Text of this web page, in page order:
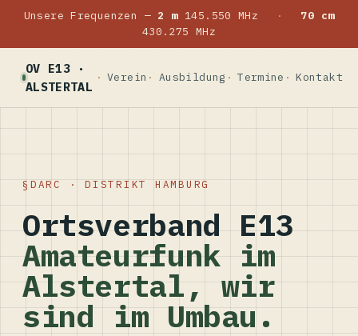
Unsere Frequenzen — 2 m145.550 MHz ·
70 cm
430.275 MHz
OV E13 ·
ALSTERTAL
Verein Ausbildung Termine Kontakt
DARC · DISTRIKT HAMBURG
Ortsverband E13
Amateurfunk im
Alstertal, wir
sind im Umbau.